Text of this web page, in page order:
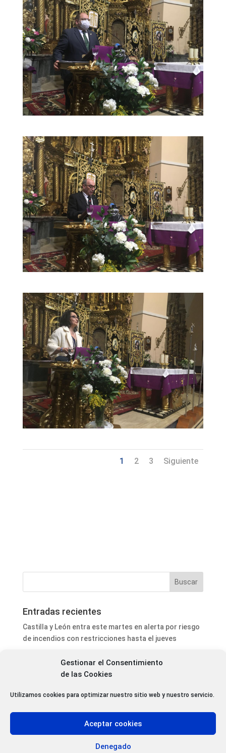
Gestionar el Consentimiento
de las Cookies
Utilizamos cookies para optimizar nuestro sitio web y nuestro servicio.
Aceptar cookies
Denegado
1 2 3 Siguiente
Entradas recientes
Castilla y León entra este martes en alerta por riesgo
de incendios con restricciones hasta el jueves
iluminación y suelo de caucho en parques
empate ante el Deportivo Fabril (2-2)
Localizado en buen estado en Pereje (León) el
peregrino croata desaparecido entre Astorga y